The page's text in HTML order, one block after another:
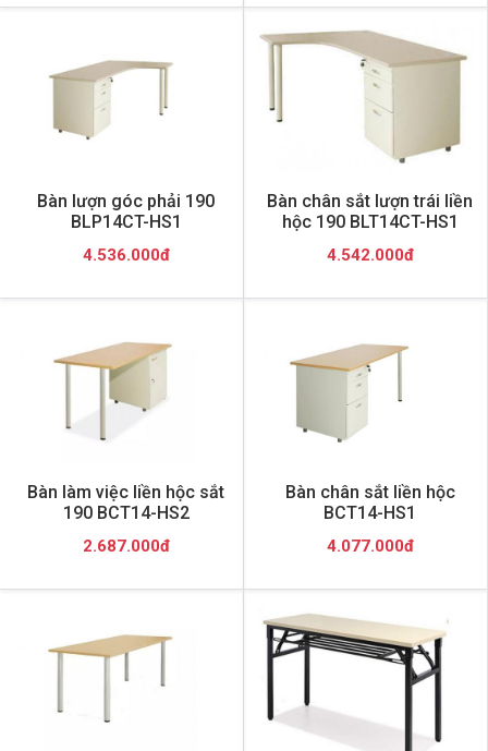
Bàn lượn góc phải 190
BLP14CT-HS1
4.536.000đ
Bàn chân sắt lượn trái liền
hộc 190 BLT14CT-HS1
4.542.000đ
Bàn làm việc liền hộc sắt
190 BCT14-HS2
2.687.000đ
Bàn chân sắt liền hộc
BCT14-HS1
4.077.000đ